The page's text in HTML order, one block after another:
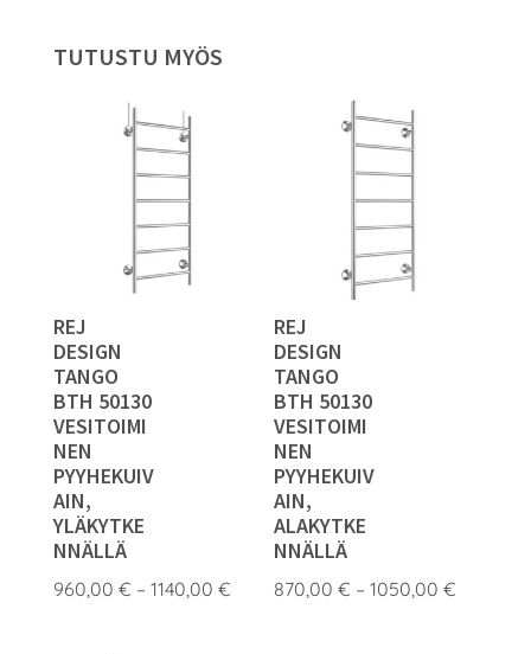
TUTUSTU MYÖS
REJ
DESIGN
TANGO
BTH 50130
VESITOIMI
NEN
PYYHEKUIV
AIN,
YLÄKYTKE
NNÄLLÄ
960,00 € – 1140,00 €Hintaluokka:
REJ
DESIGN
TANGO
BTH 50130
VESITOIMI
NEN
PYYHEKUIV
AIN,
ALAKYTKE
NNÄLLÄ
870,00€ – 1050,00€